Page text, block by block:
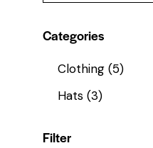
Categories
Clothing (5)
Hats (3)
Filter